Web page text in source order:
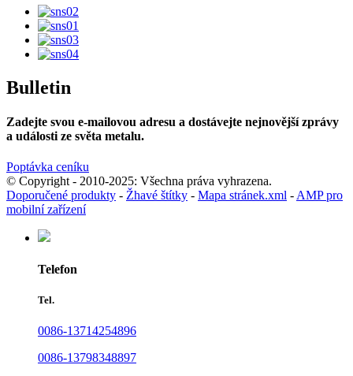
Bulletin
Zadejte svou e-mailovou adresu a dostávejte nejnovější zprávy
a události ze světa metalu.
Poptávka ceníku
© Copyright - 2010-2025: Všechna práva vyhrazena.
Doporučené produkty - Žhavé štítky - Mapa stránek.xml - AMP pro
mobilní zařízení
Telefon
Tel.
0086-13714254896
0086-13798348897